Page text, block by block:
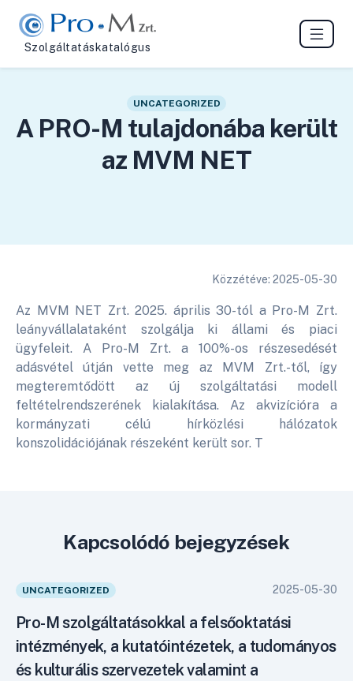
Szolgáltatáskatalógus
UNCATEGORIZED
A PRO-M tulajdonába került
az MVM NET
Közzétéve: 2025-05-30
Az MVM NET Zrt. 2025. április 30-tól a Pro-M Zrt.
leányvállalataként szolgálja ki állami és piaci
ügyfeleit. A Pro-M Zrt. a 100%-os részesedését
adásvétel útján vette meg az MVM Zrt.-től, így
megteremtődött az új szolgáltatási modell
feltételrendszerének kialakítása. Az akvizícióra a
kormányzati célú hírközlési hálózatok
konszolidációjának részeként került sor. T
Kapcsolódó bejegyzések
UNCATEGORIZED 2025-05-30
Pro-M szolgáltatásokkal a felsőoktatási
intézmények, a kutatóintézetek, a tudományos
és kulturális szervezetek valamint a